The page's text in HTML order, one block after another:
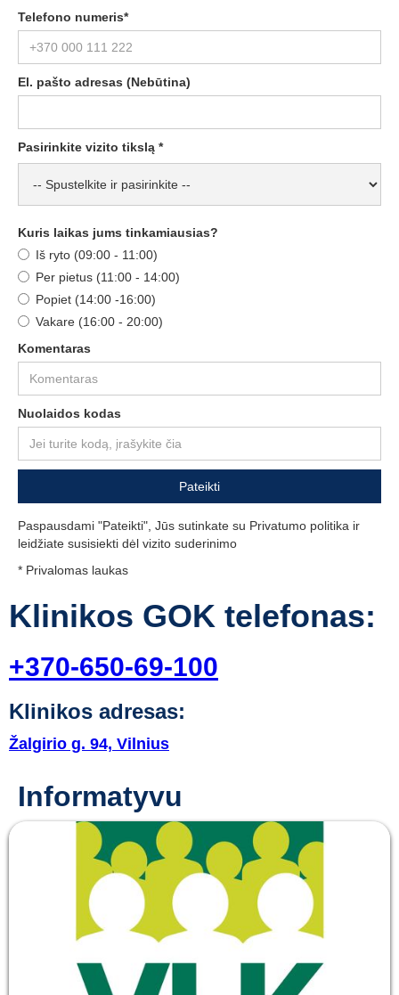
Telefono numeris*
El. pašto adresas (Nebūtina)
Pasirinkite vizito tikslą *
Kuris laikas jums tinkamiausias?
Iš ryto (09:00 - 11:00)
Per pietus (11:00 - 14:00)
Popiet (14:00 -16:00)
Vakare (16:00 - 20:00)
Komentaras
Nuolaidos kodas
Paspausdami "Pateikti", Jūs sutinkate su Privatumo politika ir
leidžiate susisiekti dėl vizito suderinimo
* Privalomas laukas
Klinikos GOK telefonas:
+370-650-69-100
Klinikos adresas:
Žalgirio g. 94, Vilnius
Informatyvu